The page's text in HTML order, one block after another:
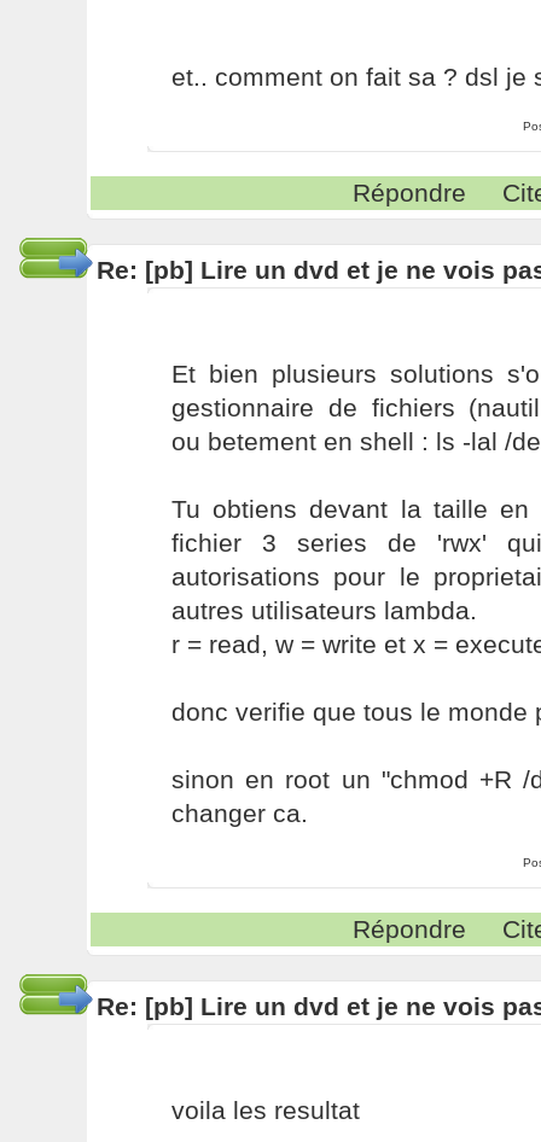
et.. comment on fait sa ? dsl je
Répondre
Re: [pb] Lire un dvd et je ne vois
Et bien plusieurs solutions
gestionnaire de fichiers
ou betement en shell : ls -lal /
Tu obtiens devant la taille
fichier 3 series de 'rwx' qui
autorisations pour le
autres utilisateurs lambda.
r = read, w = write et x =
donc verifie que tous le monde
sinon en root un "chmod +R /
changer ca.
Répondre
Re: [pb] Lire un dvd et je ne vois
voila les resultat